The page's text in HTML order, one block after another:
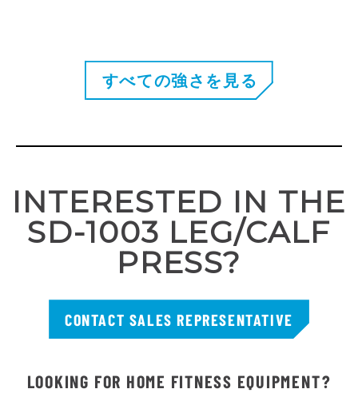
すべての強さを見る
INTERESTED IN THE
SD-1003 LEG/CALF
PRESS?
CONTACT SALES REPRESENTATIVE
LOOKING FOR HOME FITNESS EQUIPMENT?